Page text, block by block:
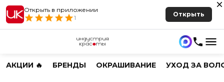
Открыть в приложении
1
Открыть
АКЦИИ 🔥 БРЕНДЫ ОКРАШИВАНИЕ УХОД ЗА